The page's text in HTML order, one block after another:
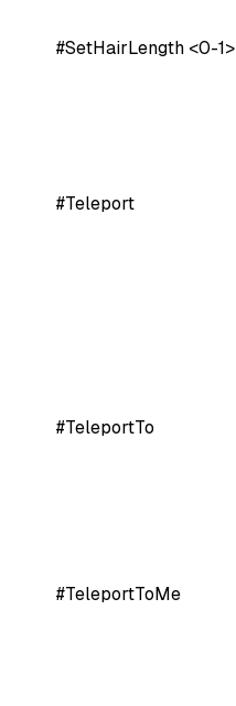
#SetHairLength <0-1>
#Teleport
#TeleportTo
#TeleportToMe